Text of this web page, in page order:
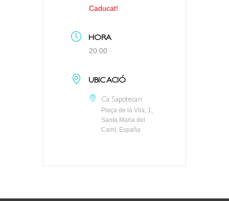
Caducat!
HORA
20:00
UBICACIÓ
Ca Sapotecari
Plaça de la Vila, 1,
Santa Maria del
Camí, España